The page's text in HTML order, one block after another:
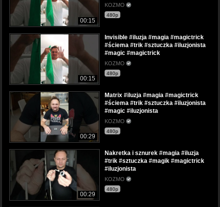
00:15
KOZMO
480p
00:15
Invisible #iluzja #magia #magictrick
#ściema #trik #sztuczka #iluzjonista
#magic #magictrick
KOZMO
480p
00:29
Matrix #iluzja #magia #magictrick
#ściema #trik #sztuczka #iluzjonista
#magic #iluzjonista
KOZMO
480p
00:29
Nakretka i sznurek #magia #iluzja
#trik #sztuczka #magik #magictrick
#iluzjonista
KOZMO
480p